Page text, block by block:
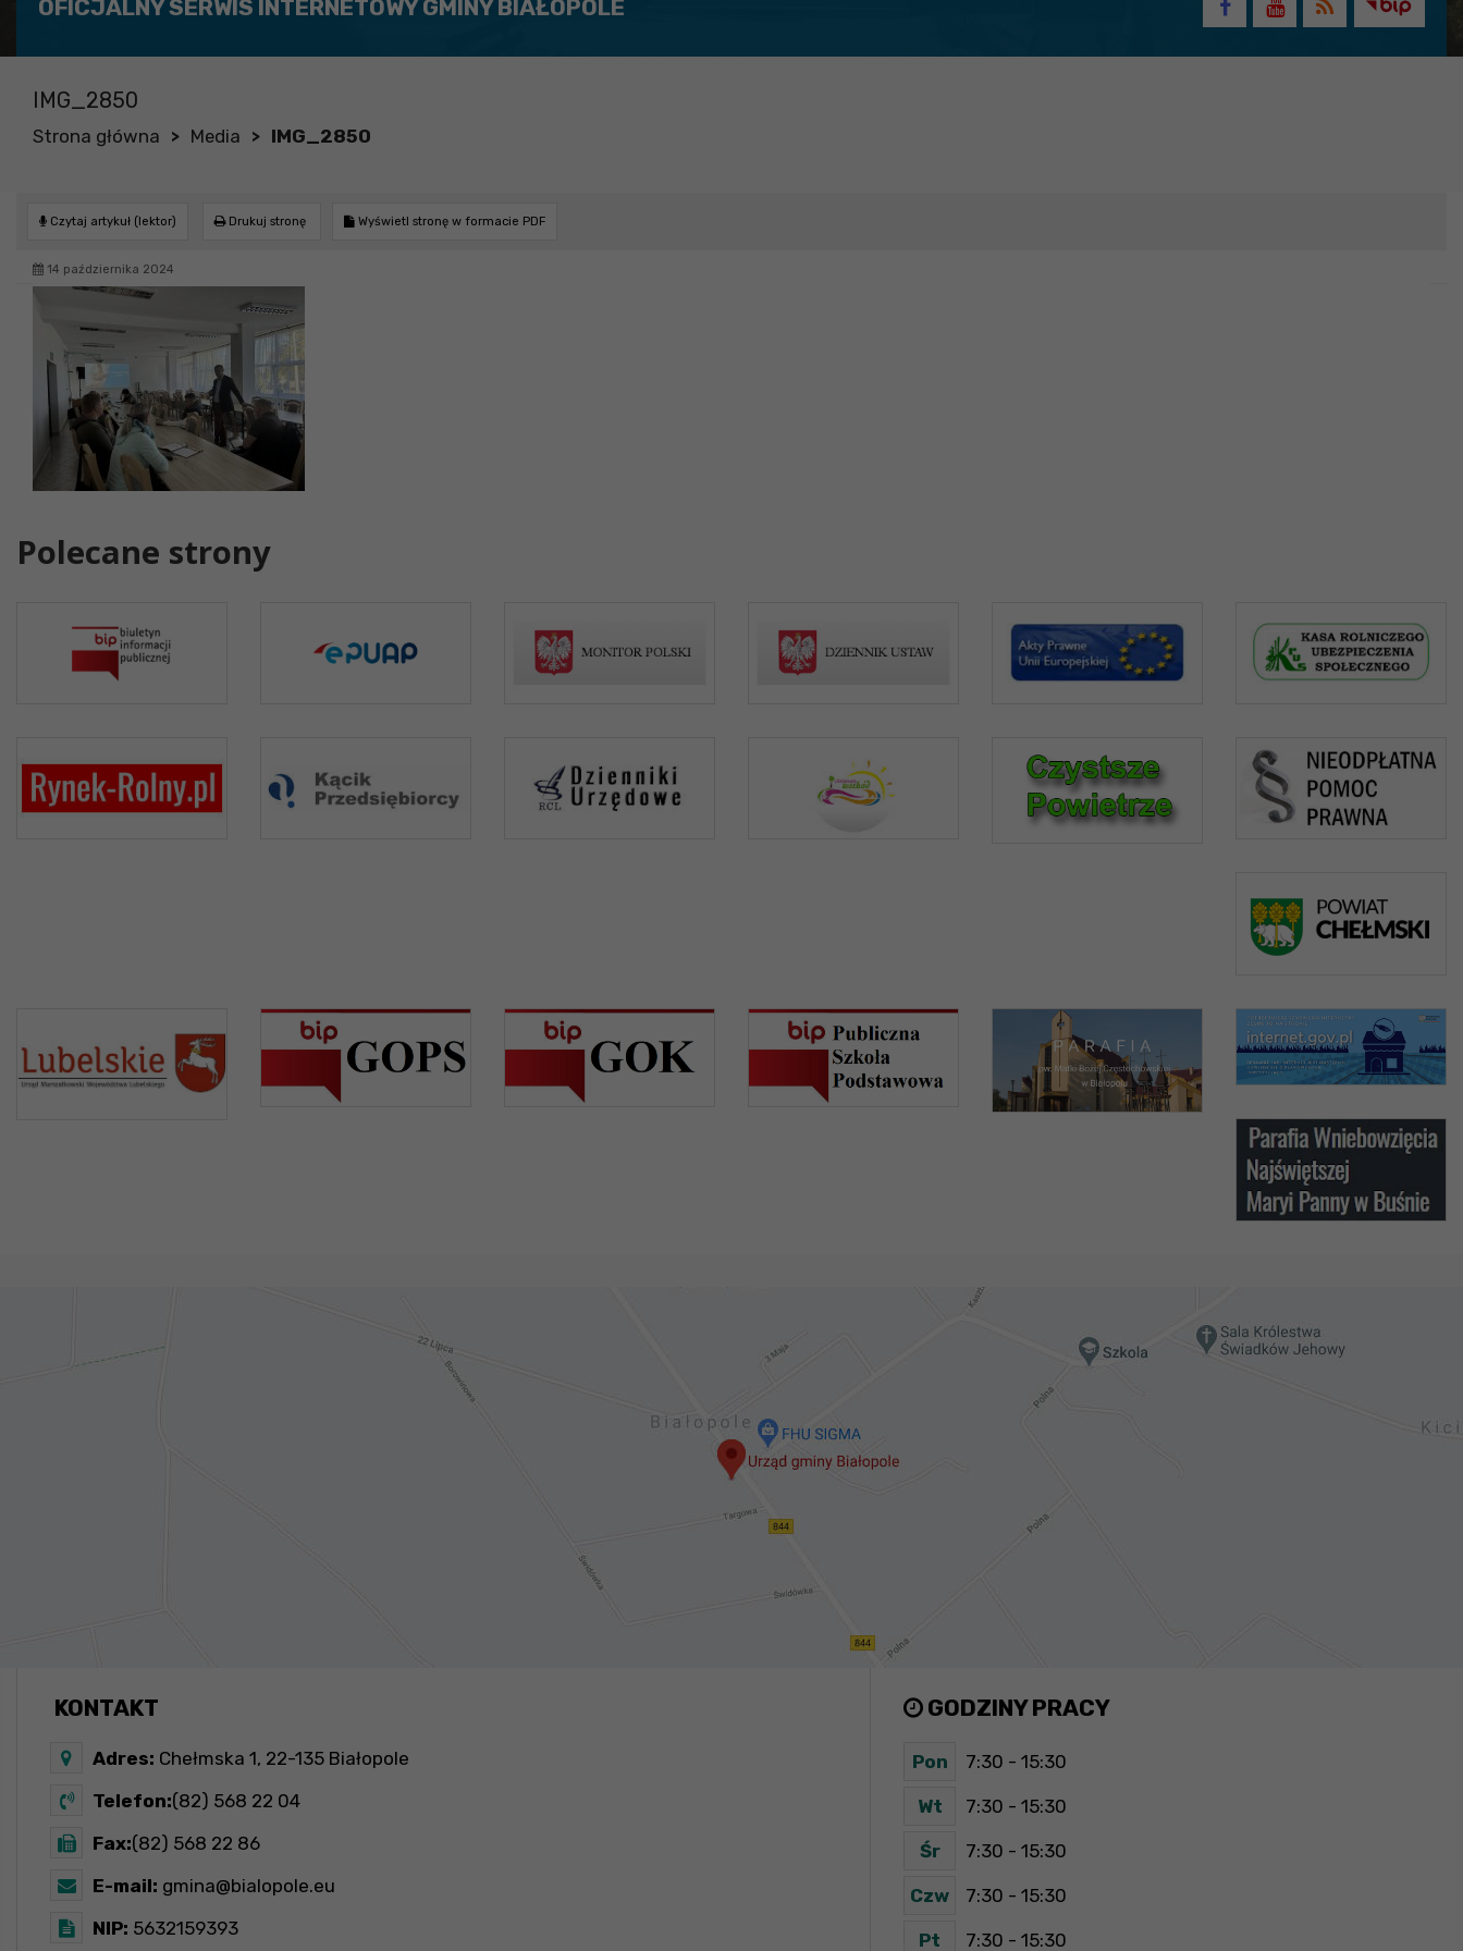
OFICJALNY SERWIS INTERNETOWY GMINY BIAŁOPOLE
IMG_2850
Strona główna > Media > IMG_2850
Czytaj artykuł (lektor) Drukuj stronę Wyświetl stronę w formacie PDF
14 października 2024
Polecane strony
KONTAKT
Adres: Chełmska 1, 22-135 Białopole
Telefon:(82) 568 22 04
Fax:(82) 568 22 86
E-mail: gmina@bialopole.eu
NIP: 5632159393
GODZINY PRACY
Pon 7:30 - 15:30
Wt 7:30 - 15:30
Śr 7:30 - 15:30
Czw 7:30 - 15:30
Pt 7:30 - 15:30